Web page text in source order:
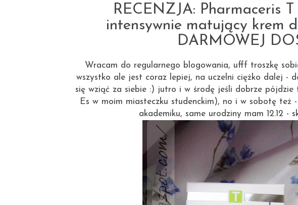
RECENZJA: Pharmaceris
intensywnie matujący krem
DARMOWEJ
Wracam do regularnego blogowania, ufff troszkę
wszystko ale jest coraz lepiej, na uczelni ciężko dalej -
się wziąć za siebie :) jutro i w środę jeśli dobrze
Es w moim miasteczku studenckim), no i w sobotę też
akademiku, same urodziny mam 12.12 -